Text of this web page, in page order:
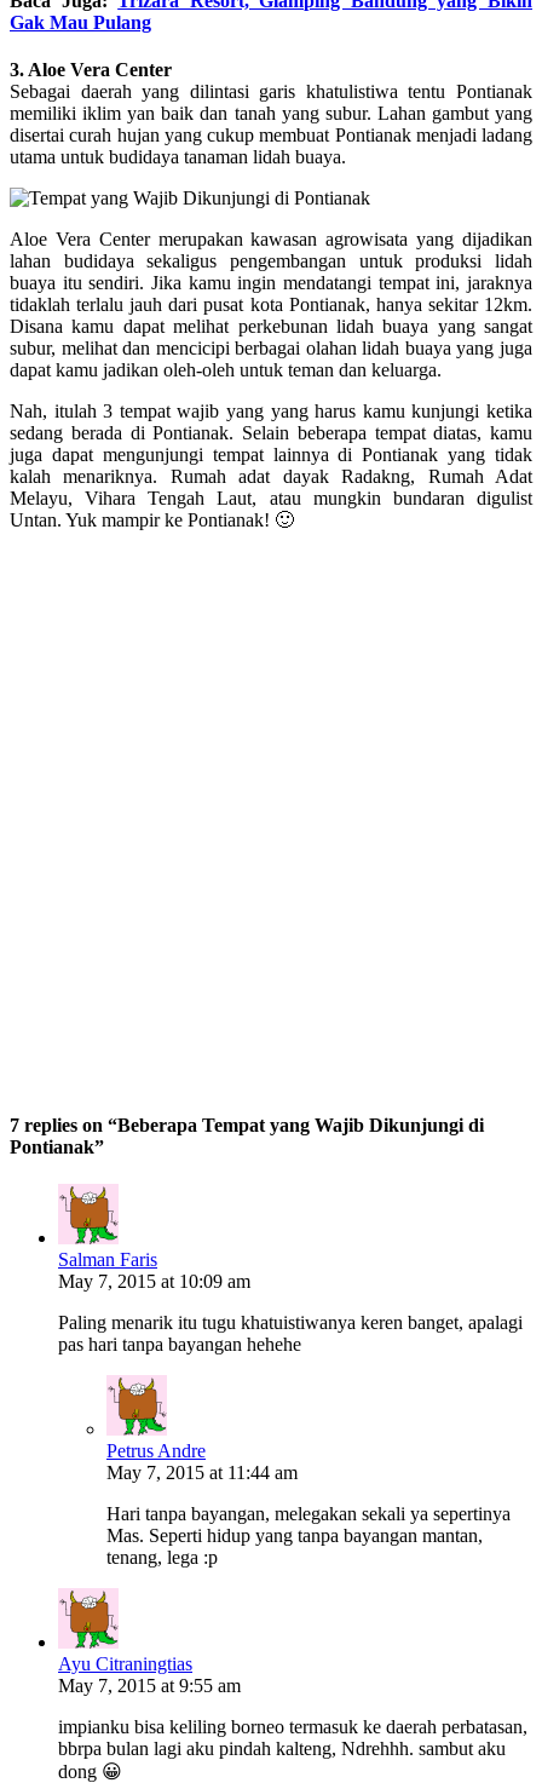
Gak Mau Pulang
3. Aloe Vera Center
Sebagai daerah yang dilintasi garis khatulistiwa tentu Pontianak
memiliki iklim yan baik dan tanah yang subur. Lahan gambut yang
disertai curah hujan yang cukup membuat Pontianak menjadi ladang
utama untuk budidaya tanaman lidah buaya.
Aloe Vera Center merupakan kawasan agrowisata yang dijadikan
lahan budidaya sekaligus pengembangan untuk produksi lidah
buaya itu sendiri. Jika kamu ingin mendatangi tempat ini, jaraknya
tidaklah terlalu jauh dari pusat kota Pontianak, hanya sekitar 12km.
Disana kamu dapat melihat perkebunan lidah buaya yang sangat
subur, melihat dan mencicipi berbagai olahan lidah buaya yang juga
dapat kamu jadikan oleh-oleh untuk teman dan keluarga.
Nah, itulah 3 tempat wajib yang yang harus kamu kunjungi ketika
sedang berada di Pontianak. Selain beberapa tempat diatas, kamu
juga dapat mengunjungi tempat lainnya di Pontianak yang tidak
kalah menariknya. Rumah adat dayak Radakng, Rumah Adat
Melayu, Vihara Tengah Laut, atau mungkin bundaran digulist
Untan. Yuk mampir ke Pontianak! 🙂
7 replies on “Beberapa Tempat yang Wajib Dikunjungi di
Pontianak”
Salman Faris
May 7, 2015 at 10:09 am
Paling menarik itu tugu khatuistiwanya keren banget, apalagi
pas hari tanpa bayangan hehehe
Petrus Andre
May 7, 2015 at 11:44 am
Hari tanpa bayangan, melegakan sekali ya sepertinya
Mas. Seperti hidup yang tanpa bayangan mantan,
tenang, lega :p
Ayu Citraningtias
May 7, 2015 at 9:55 am
impianku bisa keliling borneo termasuk ke daerah perbatasan,
bbrpa bulan lagi aku pindah kalteng, Ndrehhh. sambut aku
dong 😀